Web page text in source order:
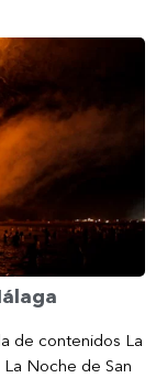
de contenidos La
Noche de San